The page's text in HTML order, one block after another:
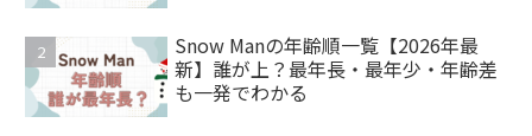
Snow Manの年齢順一覧【2026年最
新】誰が上？最年長・最年少・年齢差
も一発でわかる